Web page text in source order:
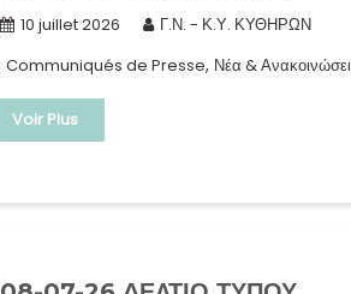
10 juillet 2026
Γ.Ν. - Κ.Υ. ΚΥΘΗΡΩΝ
Communiqués de Presse, Νέα &
Voir Plus